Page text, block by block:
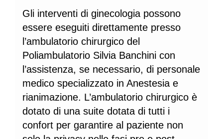
Gli interventi di ginecologia possono
essere eseguiti direttamente presso
l’ambulatorio chirurgico del
Poliambulatorio Silvia Banchini con
l’assistenza, se necessario, di personale
medico specializzato in Anestesia e
rianimazione. L’ambulatorio chirurgico è
dotato di una suite dotata di tutti i
confort per garantire al paziente non